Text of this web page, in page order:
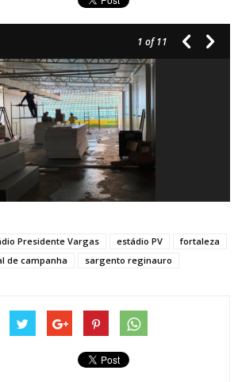
1 of 11
Presidente Vargas estádio PV
fortaleza
de campanha sargento reginauro